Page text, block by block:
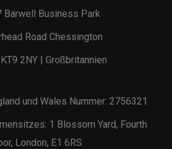
Barwell Business Park
Road Chessington
2NY | Großbritannien
und Wales Nummer: 2756321
1 Blossom Yard, Fourth
London, E1 6RS